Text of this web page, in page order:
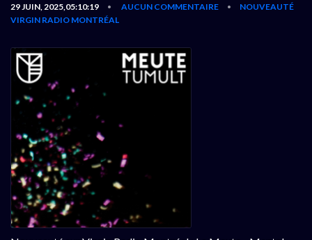
29 JUIN, 2025,05:10:19 • AUCUN COMMENTAIRE •
NOUVEAUTÉ
VIRGIN RADIO MONTRÉAL